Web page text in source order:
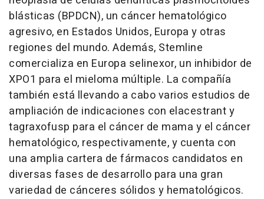
blásticas (BPDCN), un cáncer hematológico
agresivo, en Estados Unidos, Europa y otras
regiones del mundo. Además, Stemline
comercializa en Europa selinexor, un inhibidor de
XPO1 para el mieloma múltiple. La compañía
también está llevando a cabo varios estudios de
ampliación de indicaciones con elacestrant y
tagraxofusp para el cáncer de mama y el cáncer
hematológico, respectivamente, y cuenta con
una amplia cartera de fármacos candidatos en
diversas fases de desarrollo para una gran
variedad de cánceres sólidos y hematológicos.